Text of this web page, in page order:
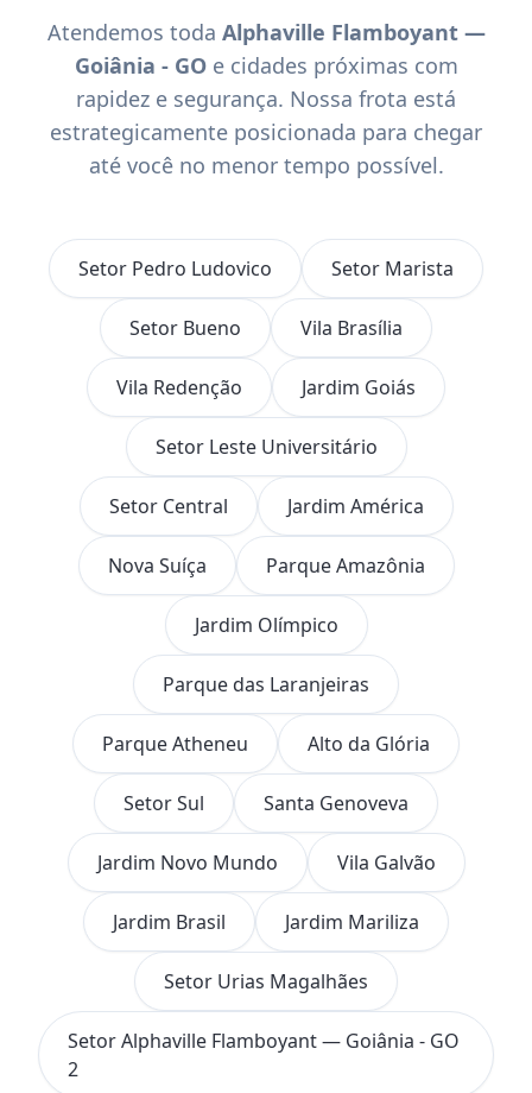
Atendemos toda Alphaville Flamboyant —
Goiânia - GOe cidades próximas com
rapidez e segurança. Nossa frota está
estrategicamente posicionada para chegar
até você no menor tempo possível.
Setor Pedro Ludovico Setor Marista
Setor Bueno Vila Brasília
Vila Redenção Jardim Goiás
Setor Leste Universitário
Setor Central Jardim América
Nova Suíça Parque Amazônia
Jardim Olímpico
Parque das Laranjeiras
Parque Atheneu Alto da Glória
Setor Sul Santa Genoveva
Jardim Novo Mundo Vila Galvão
Jardim Brasil Jardim Mariliza
Setor Urias Magalhães
Setor Alphaville Flamboyant — Goiânia - GO
2